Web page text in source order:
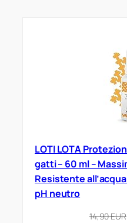
LOTI LOTA
gatti – 60 ml –
Resistente
pH neutro
14,90 EUR